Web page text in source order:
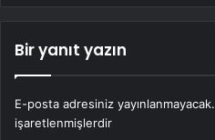
Bir yanıt yazın
E-posta adresiniz yayınlanmayacak.
işaretlenmişlerdir